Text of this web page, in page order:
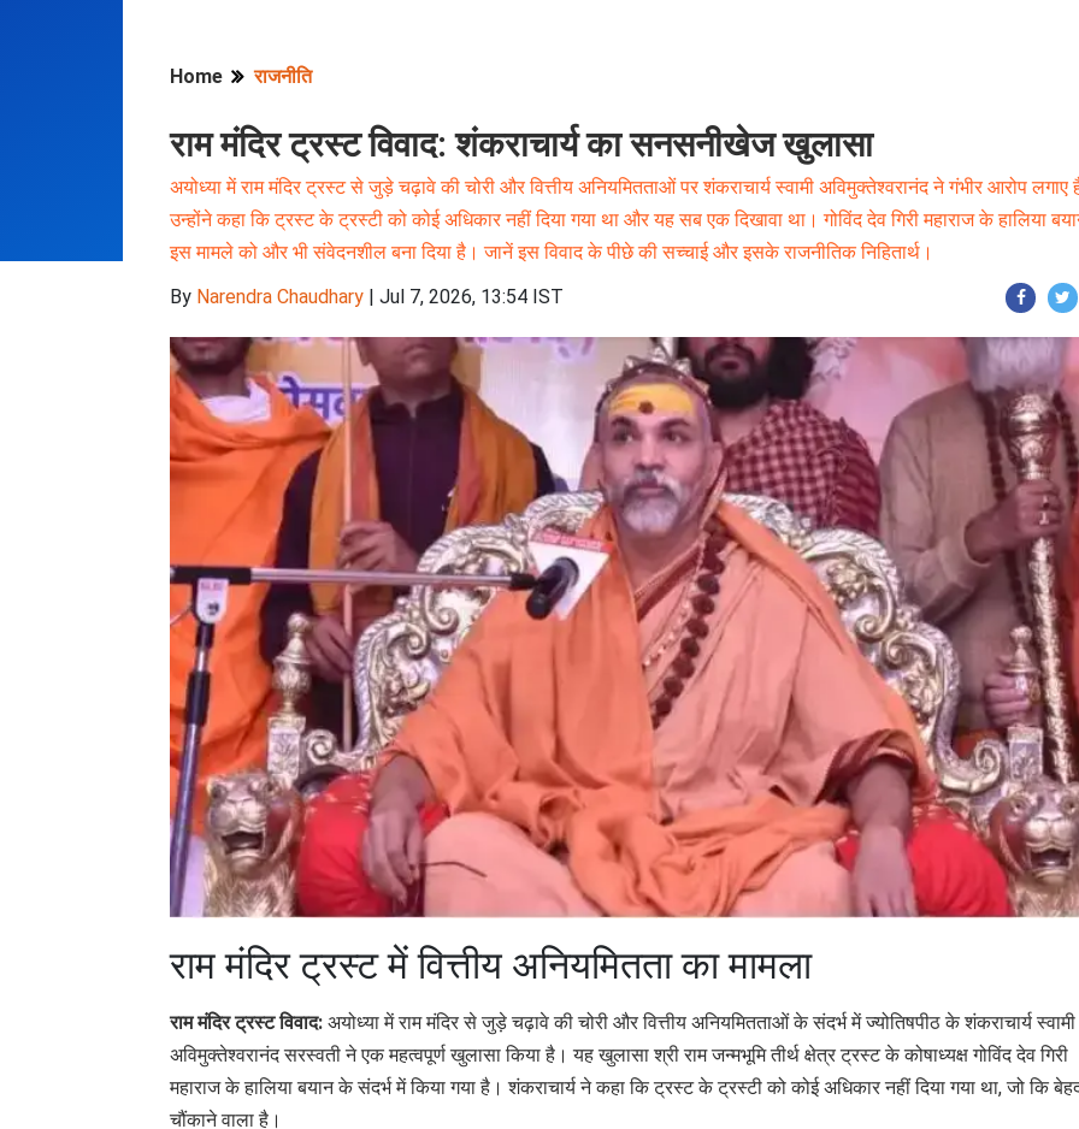
Home राजनीति
राम मंदिर ट्रस्ट विवाद: शंकराचार्य का सनसनीखेज खुलासा
अयोध्या में राम मंदिर ट्रस्ट से जुड़े चढ़ावे की चोरी और वित्तीय अनियमितताओं पर शंकराचार्य स्वामी अविमुक्तेश्वरानंद ने गंभीर आरोप लगाए
उन्होंने कहा कि ट्रस्ट के ट्रस्टी को कोई अधिकार नहीं दिया गया था और यह सब एक दिखावा था। गोविंद देव गिरी महाराज के हालिया
इस मामले को और भी संवेदनशील बना दिया है। जानें इस विवाद के पीछे की सच्चाई और इसके राजनीतिक निहितार्थ।
By Narendra Chaudhary | Jul 7, 2026, 13:54 IST
राम मंदिर ट्रस्ट में वित्तीय अनियमितता का मामला
राम मंदिर ट्रस्ट विवाद: अयोध्या में राम मंदिर से जुड़े चढ़ावे की चोरी और वित्तीय अनियमितताओं के संदर्भ में ज्योतिषपीठ के शंकराचार्य स्वामी
अविमुक्तेश्वरानंद सरस्वती ने एक महत्वपूर्ण खुलासा किया है। यह खुलासा श्री राम जन्मभूमि तीर्थ क्षेत्र ट्रस्ट के कोषाध्यक्ष गोविंद देव गिरी
महाराज के हालिया बयान के संदर्भ में किया गया है। शंकराचार्य ने कहा कि ट्रस्ट के ट्रस्टी को कोई अधिकार नहीं दिया गया था, जो कि
चौंकाने वाला है।